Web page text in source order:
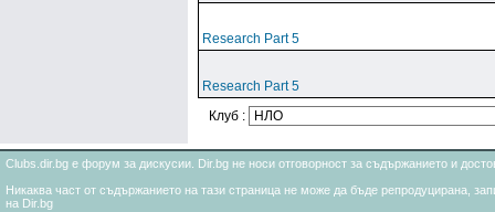
Research Part 5
Research Part 5
Клуб :
Clubs.dir.bg е форум за дискусии. Dir.bg не носи отговорност за съдържанието и
Никаква част от съдържанието на тази страница не може да бъде репродуцирана,
на Dir.bg